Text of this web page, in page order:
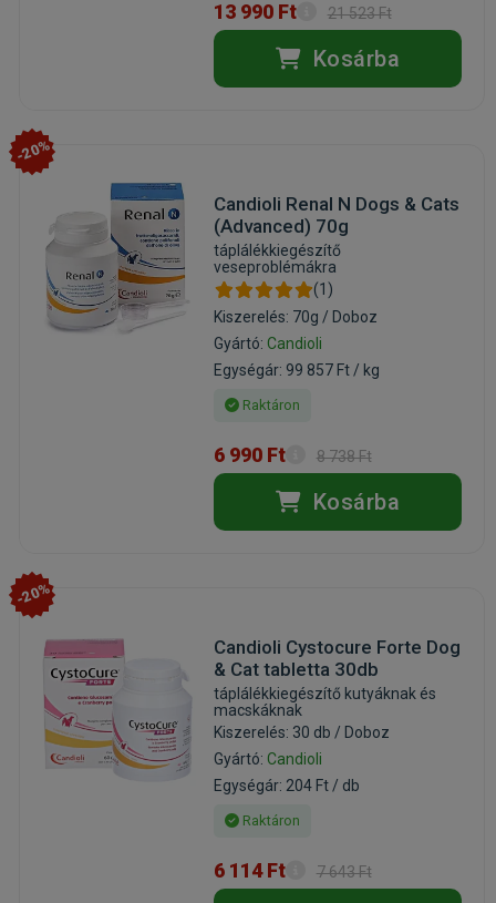
13 990 Ft 21 523 Ft
Kosárba
-20%
Candioli Renal N Dogs & Cats
(Advanced) 70g
táplálékkiegészítő
veseproblémákra
(1)
Kiszerelés: 70g / Doboz
Gyártó: Candioli
Egységár: 99 857 Ft / kg
Raktáron
6 990 Ft 8 738 Ft
Kosárba
-20%
Candioli Cystocure Forte Dog
& Cat tabletta 30db
táplálékkiegészítő kutyáknak és
macskáknak
Kiszerelés: 30 db / Doboz
Gyártó: Candioli
Egységár: 204 Ft / db
Raktáron
6 114 Ft 7 643 Ft